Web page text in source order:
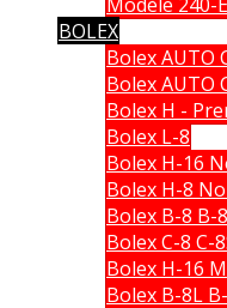
BOLEX
Bolex AUTO
Bolex AUTO
Bolex H -
Bolex L-8
Bolex H-16
Bolex H-8
Bolex B-8 B-
Bolex C-8 C-
Bolex H-16 M
Bolex B-8L